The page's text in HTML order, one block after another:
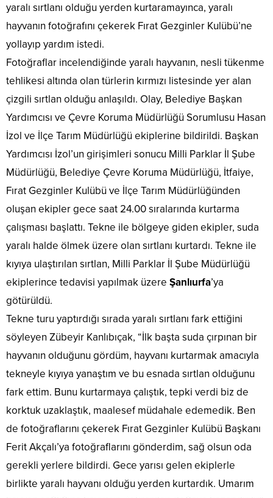
yaralı sırtlanı olduğu yerden kurtaramayınca, yaralı
hayvanın fotoğrafını çekerek Fırat Gezginler Kulübü’ne
yollayıp yardım istedi.
Fotoğraflar incelendiğinde yaralı hayvanın, nesli tükenme
tehlikesi altında olan türlerin kırmızı listesinde yer alan
çizgili sırtlan olduğu anlaşıldı. Olay, Belediye Başkan
Yardımcısı ve Çevre Koruma Müdürlüğü Sorumlusu Hasan
İzol ve İlçe Tarım Müdürlüğü ekiplerine bildirildi. Başkan
Yardımcısı İzol’un girişimleri sonucu Milli Parklar İl Şube
Müdürlüğü, Belediye Çevre Koruma Müdürlüğü, İtfaiye,
Fırat Gezginler Kulübü ve İlçe Tarım Müdürlüğünden
oluşan ekipler gece saat 24.00 sıralarında kurtarma
çalışması başlattı. Tekne ile bölgeye giden ekipler, suda
yaralı halde ölmek üzere olan sırtlanı kurtardı. Tekne ile
kıyıya ulaştırılan sırtlan, Milli Parklar İl Şube Müdürlüğü
ekiplerince tedavisi yapılmak üzere Şanlıurfa’ya
götürüldü.
Tekne turu yaptırdığı sırada yaralı sırtlanı fark ettiğini
söyleyen Zübeyir Kanlıbıçak, “İlk başta suda çırpınan bir
hayvanın olduğunu gördüm, hayvanı kurtarmak amacıyla
tekneyle kıyıya yanaştım ve bu esnada sırtlan olduğunu
fark ettim. Bunu kurtarmaya çalıştık, tepki verdi biz de
korktuk uzaklaştık, maalesef müdahale edemedik. Ben
de fotoğraflarını çekerek Fırat Gezginler Kulübü Başkanı
Ferit Akçalı’ya fotoğraflarını gönderdim, sağ olsun oda
gerekli yerlere bildirdi. Gece yarısı gelen ekiplerle
birlikte yaralı hayvanı olduğu yerden kurtardık. Umarım